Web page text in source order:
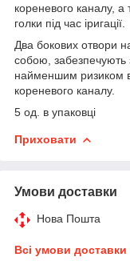
кореневого каналу, а
голки під час іригації.
Два бокових отвори
собою, забезпечують
найменшим ризиком
кореневого каналу.
5 од. в упаковці
Приховати
Умови доставки
Нова Пошта
Всі умови доставки